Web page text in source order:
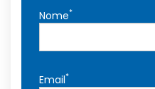
Nome*
Email*